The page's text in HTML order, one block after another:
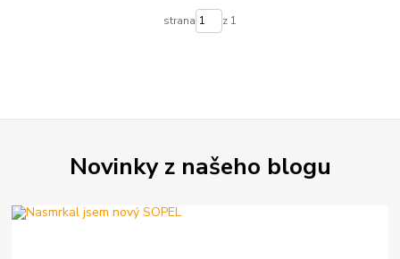
strana z 1
Novinky z našeho blogu